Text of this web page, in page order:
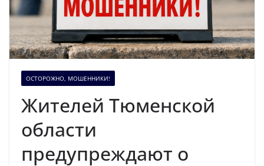
ОСТОРОЖНО, МОШЕННИКИ!
Жителей Тюменской
области
предупреждают о